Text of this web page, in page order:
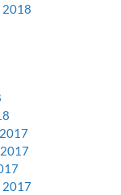
2018
2017